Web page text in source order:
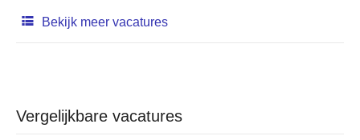
Bekijk meer vacatures
Vergelijkbare vacatures